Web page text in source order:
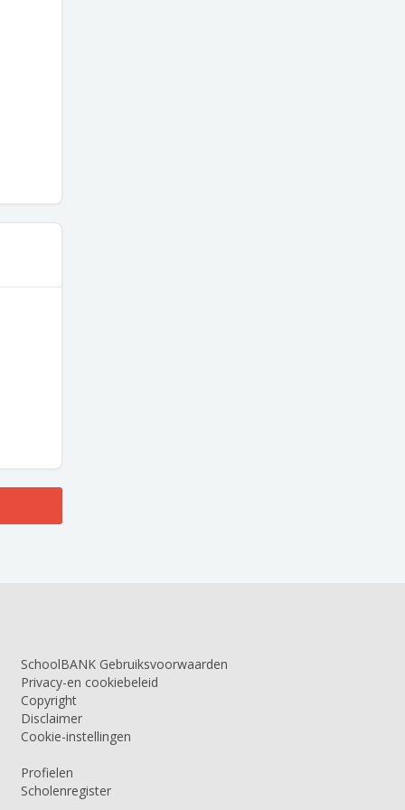
SchoolBANK Gebruiksvoorwaarden
Privacy-en cookiebeleid
Copyright
Disclaimer
Cookie-instellingen
Profielen
Scholenregister